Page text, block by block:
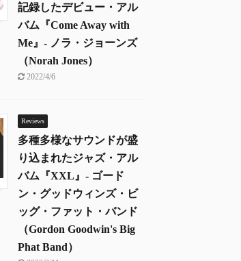
記録したデビュー・アル
バム『Come Away with
Me』- ノラ・ジョーンズ
（Norah Jones）
2022/4/6
Reviews
多種多様なサウンドが盛
り込まれたジャズ・アル
バム『XXL』- ゴード
ン・グッドウィンズ・ビ
ッグ・ファット・バンド
（Gordon Goodwin's Big
Phat Band）